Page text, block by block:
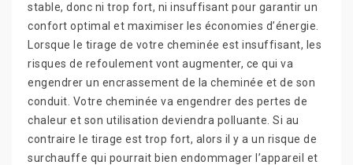
stable, donc ni trop fort, ni insuffisant pour garantir un
confort optimal et maximiser les économies d’énergie.
Lorsque le tirage de votre cheminée est insuffisant, les
risques de refoulement vont augmenter, ce qui va
engendrer un encrassement de la cheminée et de son
conduit. Votre cheminée va engendrer des pertes de
chaleur et son utilisation deviendra polluante. Si au
contraire le tirage est trop fort, alors il y a un risque de
surchauffe qui pourrait bien endommager l’appareil et